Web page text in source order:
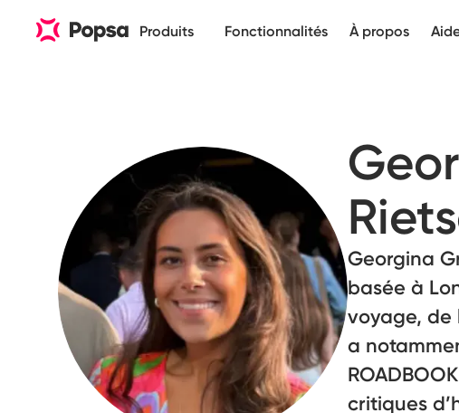
Produits Fonctionnalités À propos
Georgina
basée à
voyage, de
a
critiques